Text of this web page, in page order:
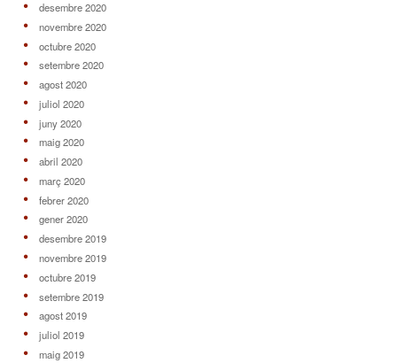
desembre 2020
novembre 2020
octubre 2020
setembre 2020
agost 2020
juliol 2020
juny 2020
maig 2020
abril 2020
març 2020
febrer 2020
gener 2020
desembre 2019
novembre 2019
octubre 2019
setembre 2019
agost 2019
juliol 2019
maig 2019